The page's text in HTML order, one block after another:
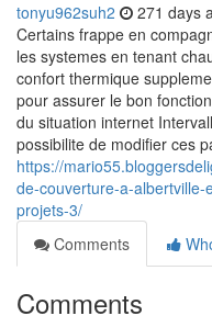
tonyu962suh2 271 days
Certains frappe en
les systemes en tenant
confort thermique
pour assurer le bon
du situation internet
possibilite de modifier ces
https://
de-couverture-a-
projets-3/
Comments
Comments